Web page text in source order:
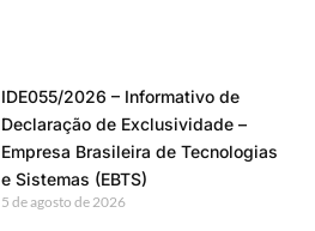
IDE055/2026 – Informativo de
Declaração de Exclusividade –
Empresa Brasileira de Tecnologias
e Sistemas (EBTS)
5 de agosto de 2026